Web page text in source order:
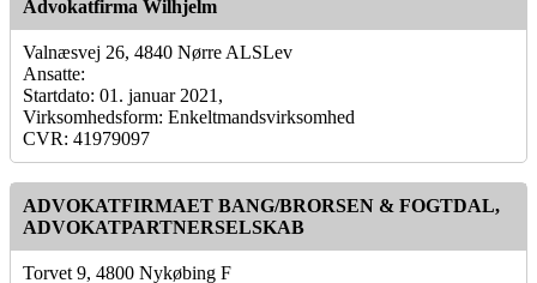
Advokatfirma Wilhjelm
Valnæsvej 26, 4840 Nørre ALSLev
Ansatte:
Startdato: 01. januar 2021,
Virksomhedsform: Enkeltmandsvirksomhed
CVR: 41979097
ADVOKATFIRMAET BANG/BRORSEN & FOGTDAL,
ADVOKATPARTNERSELSKAB
Torvet 9, 4800 Nykøbing F